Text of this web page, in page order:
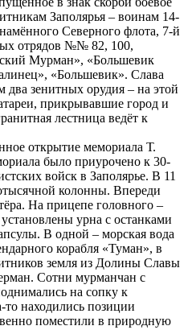
Заполярья – воинам 14-
Северного флота, 7-й
отрядов №№ 82, 100,
Мурман», «Большевик
«Большевик». Слава
зенитных орудия – на этой
прикрывавшие город и
лестница ведёт к
открытие мемориала Т.
было приурочено к 30-
войск в Заполярье. В 11
колонны. Впереди
На прицепе головного –
урна с останками
В одной – морская вода
корабля «Туман», в
земля из Долины Славы
Сотни мурманчан с
на сопку к
то находились позиции
поместили в природную